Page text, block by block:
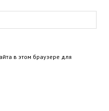
в этом браузере для